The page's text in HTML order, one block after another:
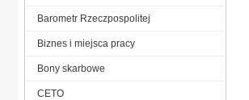
Barometr Rzeczpospolitej
Biznes i miejsca pracy
Bony skarbowe
CETO